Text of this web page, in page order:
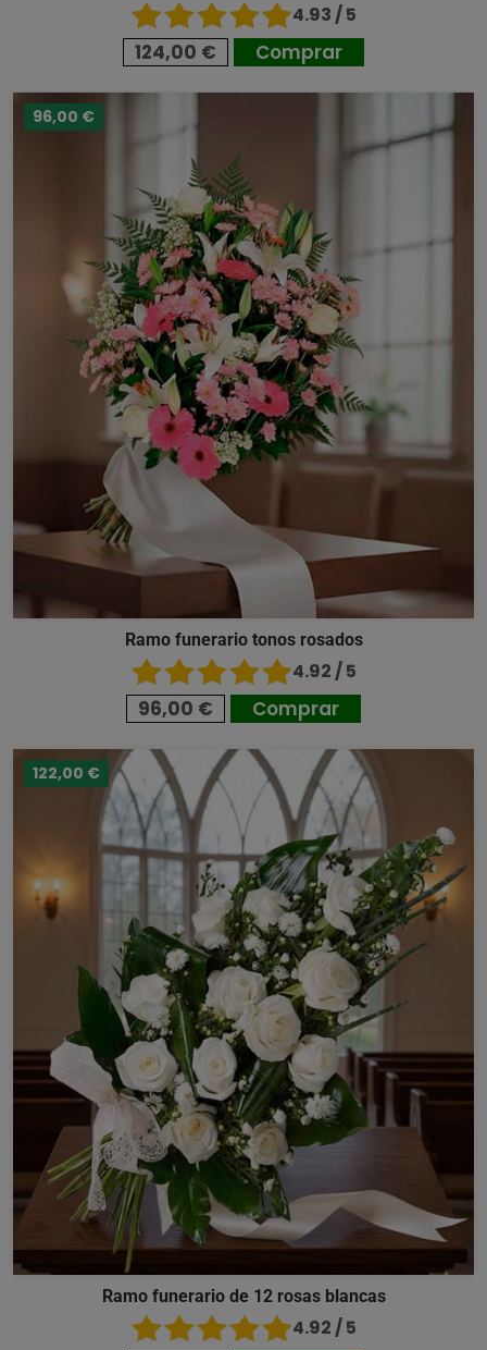
4.93 / 5
124,00 € Comprar
96,00 €
Ramo funerario tonos rosados
4.92 / 5
96,00 € Comprar
122,00 €
Ramo funerario de 12 rosas blancas
4.92 / 5